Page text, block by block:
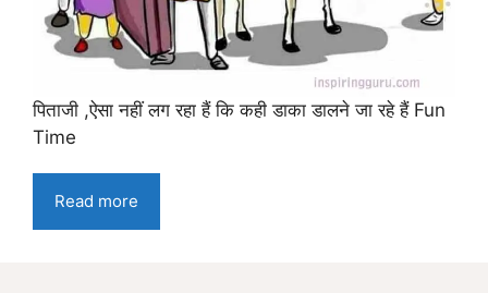
पिताजी ,ऐसा नहीं लग रहा हैं कि कही डाका डालने जा रहे हैं Fun
Time
Read more